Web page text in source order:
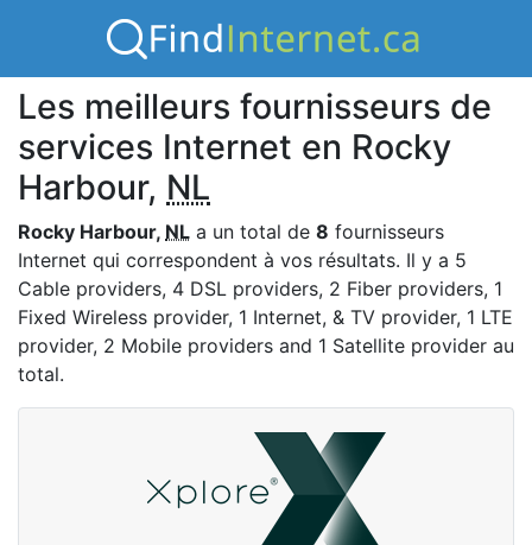
Les meilleurs fournisseurs de
services Internet en Rocky
Harbour, NL
Rocky Harbour, NL a un total de 8 fournisseurs
Internet qui correspondent à vos résultats. Il y a 5
Cable providers, 4 DSL providers, 2 Fiber providers, 1
Fixed Wireless provider, 1 Internet, & TV provider, 1 LTE
provider, 2 Mobile providers and 1 Satellite provider au
total.